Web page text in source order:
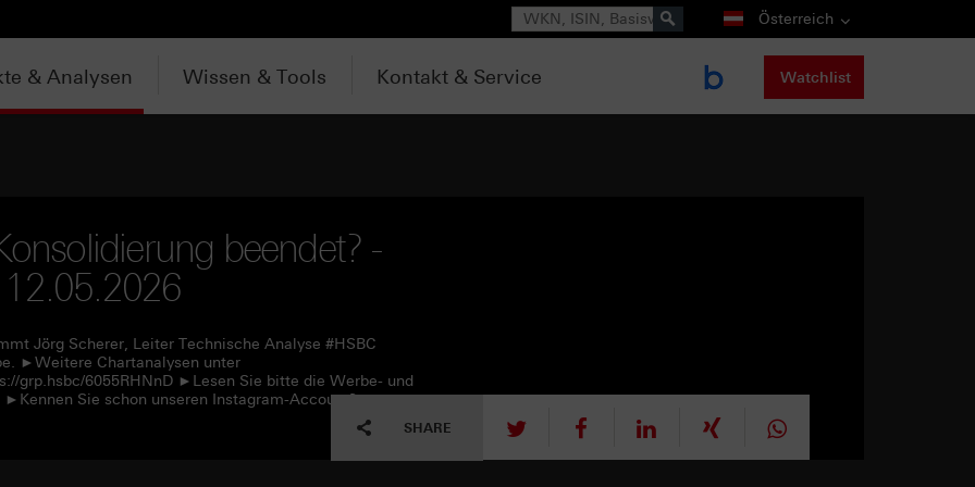
Suche Österreich
& Analysen Wissen & Tools Kontakt & Service Watchlist
beendet? -
12.05.2026
Jörg Scherer, Leiter Technische Analyse #HSBC
►Weitere Chartanalysen unter
grp.hsbc/6055RHNnD ►Lesen Sie bitte die Werbe- und
Sie schon unseren Instagram-Account?
SHARE tweet mitteilen